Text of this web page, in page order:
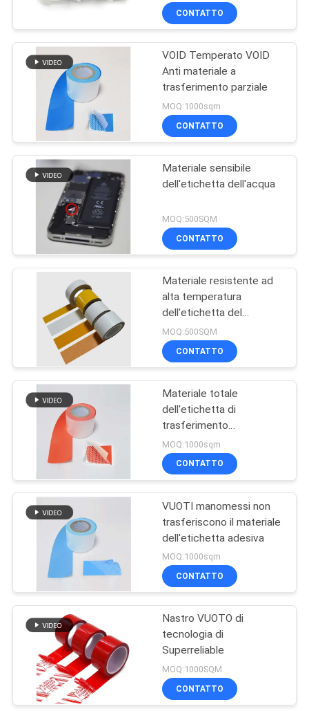
UNA
CITAZIONE
MAPPA
SITO
PRIVACY
POLICY
Anti materiali di
contraffazione
Autoadesivo
adesivo del codice a
barre
34
Autoadesivo
dell'etichetta
adesiva
36
Forte materiale
adesivo eccellente
dell'etichetta della
colla
Anti materiale
adesivo di
congelamento
dell'etichetta della
CONTATTO
VOID Temperato VOID
Anti materiale a
trasferimento parziale
MOQ:1000sqm
CONTATTO
Materiale sensibile
dell'etichetta dell'acqua
MOQ:500SQM
CONTATTO
Materiale resistente ad
alta temperatura
dell'etichetta del
Polyimide
MOQ:500SQM
CONTATTO
Materiale totale
dell'etichetta di
trasferimento
manomesso VUOTO
MOQ:1000sqm
CONTATTO
VUOTI manomessi non
trasferiscono il materiale
dell'etichetta adesiva
MOQ:1000sqm
CONTATTO
Nastro VUOTO di
tecnologia di
Superreliable
MOQ:1000SQM
CONTATTO